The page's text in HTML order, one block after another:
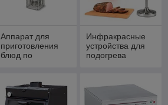
Аппарат для
приготовления
блюд по
Инфракрасные
устройства для
подогрева